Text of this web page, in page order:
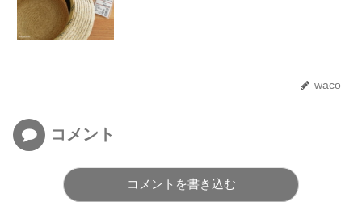
waco
コメント
コメントを書き込む